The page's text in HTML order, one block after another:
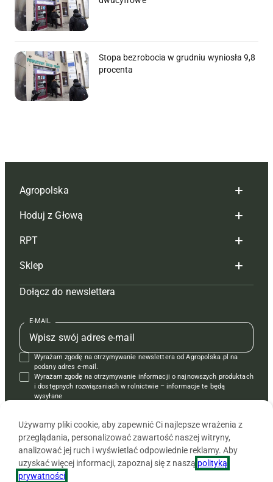
Stopa bezrobocia w grudniu wyniosła 9,8
procenta
Agropolska
Redakcja
Reklama
Tagi
Mapa serwisu
Kontakt
Regulamin
Polityka prywatności
Hoduj z Głową
Hoduj z głową bydło
Hoduj z głową świnie
Prenumerata
Redakcja
Kontakt
Reklama
RPT
Redakcja
Prenumerata
Reklama
Kontakt
Krzyżówki
Sklep
Czasopisma i prenumerata
Książki
Regulamin
Dołącz do newslettera
E-MAIL
Wyrażam zgodę na otrzymywanie newslettera od Agropolska.pl na
podany adres e-mail.
Wyrażam zgodę na otrzymywanie informacji o najnowszych produktach
i dostępnych rozwiązaniach w rolnictwie – informacje te będą
wysyłane
Używamy pliki cookie, aby zapewnić Ci najlepsze wrażenia z
przeglądania, personalizować zawartość naszej witryny,
analizować jej ruch i wyświetlać odpowiednie reklamy. Aby
uzyskać więcej informacji, zapoznaj się z naszą polityką
prywatności